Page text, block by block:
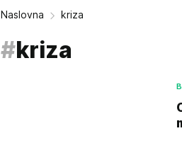
Naslovna kriza
#kriza